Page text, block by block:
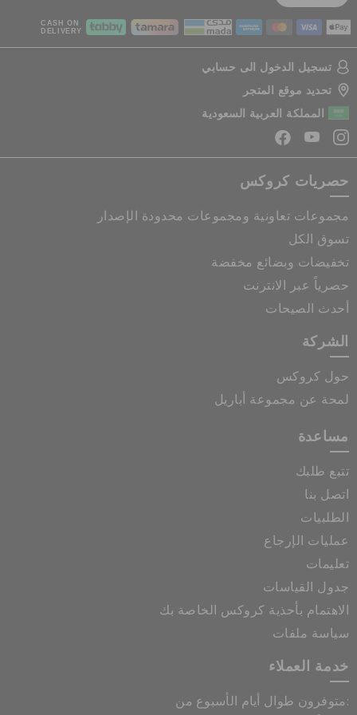
CASH ON
DELIVERY
تسجيل الدخول الى حسابي
تحديد موقع المتجر
المملكة العربية السعودية
حصريات كروكس
مجموعات تعاونية ومجموعات محدودة الإصدار
تسوق الكل
تخفيضات وبضائع مخفضة
حصرياً عبر الانترنت
أحدث الصيحات
الشركة
حول كروكس
لمحة عن مجموعة أباريل
مساعدة
تتبع طلبك
اتصل بنا
الطلبيات
عمليات الإرجاع
تعليمات
جدول القياسات
الاهتمام بأحذية كروكس الخاصة بك
سياسة ملفات
خدمة العملاء
متوفرون طوال أيام الأسبوع من: